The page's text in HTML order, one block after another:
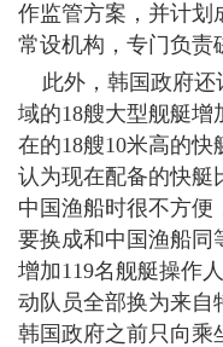
作监管方案，并计划
常设机构，专门负责
此外，韩国政府还
域的18艘大型舰艇增
在的18艘10米高的
认为现在配备的快艇
中国渔船时很不方便
要换成和中国渔船同
增加119名舰艇操作
动队员全部换为来自
韩国政府之前只向乘